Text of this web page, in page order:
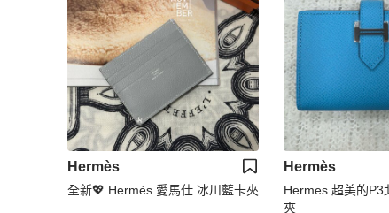
Hermès
全新💖 Hermès 愛馬仕 冰川藍卡夾
Hermès
Hermes 超美的P3
夾